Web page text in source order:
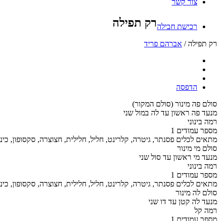
צור קשר
רכישת חבילהרק תפילה
רק תפילה / אברהם פריד
הדפסה
סולם פה מינור (סולם המקור)
מנעד פה ראשון עד לה במול שני
רמה בינוני
מספר עמודים 1
מתאים לכלים פסנתר, גיטרה, קלרינט, חליל, חלילית, חצוצרה, סקסופון,
סולם מי מינור
מנעד מי ראשון עד סול שני
רמה בינוני
מספר עמודים 1
מתאים לכלים פסנתר, גיטרה, קלרינט, חליל, חלילית, חצוצרה, סקסופון,
סולם לה מינור
מנעד לה קטן עד דו שני
רמה קל
מספר עמודים 1